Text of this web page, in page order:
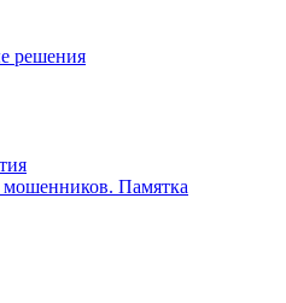
решения
мошенников. Памятка